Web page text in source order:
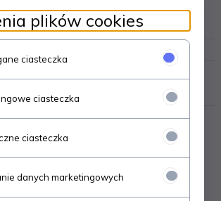
plików cookies
ciasteczka
ciasteczka
ciasteczka
danych marketingowych